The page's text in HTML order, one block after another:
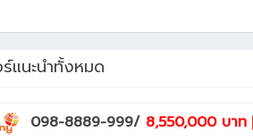
ร์แนะนำทั้งหมด
098-8889-999/ 8,550,000 บาท